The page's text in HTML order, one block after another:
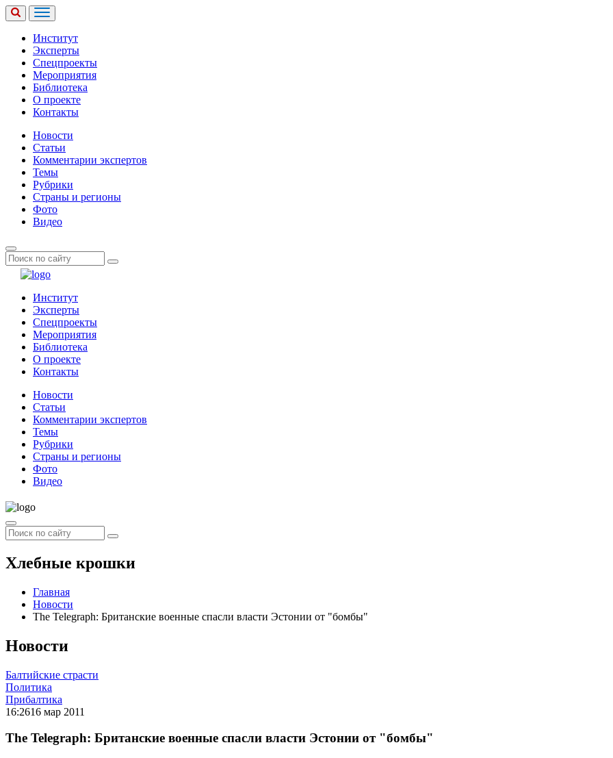
Институт
Эксперты
Спецпроекты
Мероприятия
Библиотека
О проекте
Контакты
Новости
Статьи
Комментарии экспертов
Темы
Рубрики
Страны и регионы
Фото
Видео
Институт
Эксперты
Спецпроекты
Мероприятия
Библиотека
О проекте
Контакты
Новости
Статьи
Комментарии экспертов
Темы
Рубрики
Страны и регионы
Фото
Видео
Хлебные крошки
Главная
Новости
The Telegraph: Британские военные спасли власти Эстонии от "бомбы"
Новости
Балтийские страсти
Политика
Прибалтика
16:2616 мар 2011
The Telegraph: Британские военные спасли власти Эстонии от "бомбы"